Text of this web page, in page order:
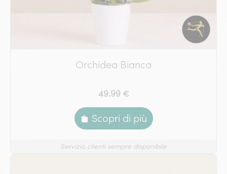
Orchidea Bianca
49.99 €
Scopri di più
Servizio clienti sempre disponibile